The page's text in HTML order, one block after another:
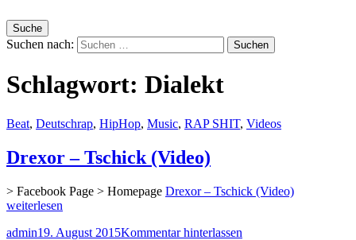
Suche
Suchen nach:
Schlagwort: Dialekt
Beat, Deutschrap, HipHop, Music, RAP SHIT, Videos
Drexor – Tschick (Video)
> Facebook Page > Homepage Drexor – Tschick (Video)
weiterlesen
admin19. August 2015Kommentar hinterlassen